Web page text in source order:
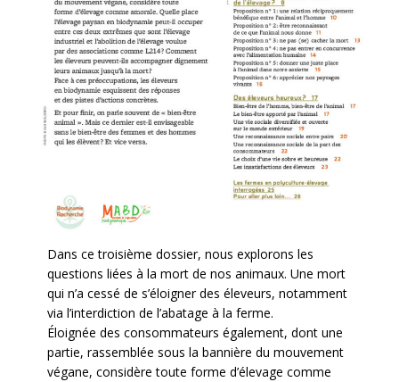
Dans ce troisième dossier, nous explorons les
questions liées à la mort de nos animaux. Une mort
qui n’a cessé de s’éloigner des éleveurs, notamment
via l’interdiction de l’abatage à la ferme.
Éloignée des consommateurs également, dont une
partie, rassemblée sous la bannière du mouvement
végane, considère toute forme d’élevage comme